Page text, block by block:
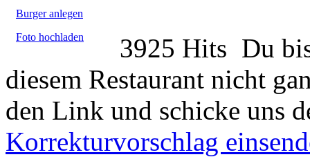
Burger anlegen
Foto hochladen
3925 Hits Du
diesem Restaurant nicht
den Link und schicke uns
Korrekturvorschlag